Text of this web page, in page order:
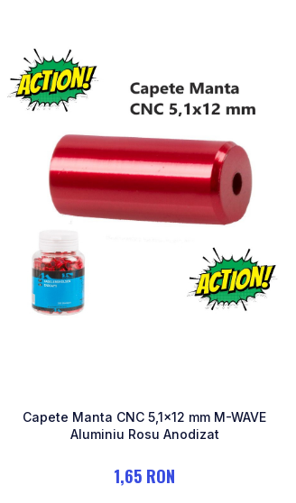
Capete Manta CNC 5,1x12 mm M-WAVE
Aluminiu Rosu Anodizat
1,65 RON